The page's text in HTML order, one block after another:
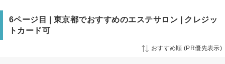
6ページ目 | 東京都でおすすめのエステサロン | クレジッ
トカード可
おすすめ順 (PR優先表示)